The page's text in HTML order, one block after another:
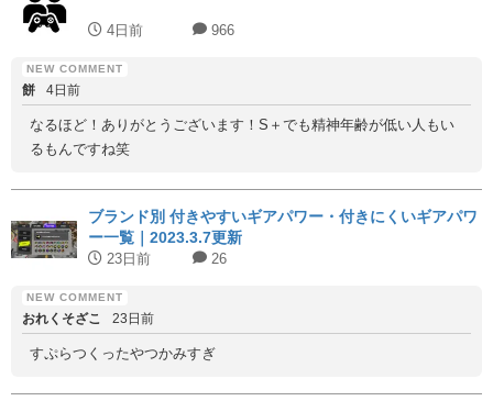
4日前 966
餅 4日前
なるほど！ありがとうございます！S＋でも精神年齢が低い人もい
るもんですね笑
ブランド別 付きやすいギアパワー・付きにくいギアパワ
ー一覧｜2023.3.7更新
23日前 26
おれくそざこ 23日前
すぷらつくったやつかみすぎ